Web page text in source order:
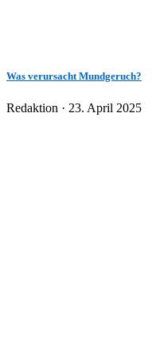
Was verursacht Mundgeruch?
Redaktion · Veröffentlicht
23. April 2025